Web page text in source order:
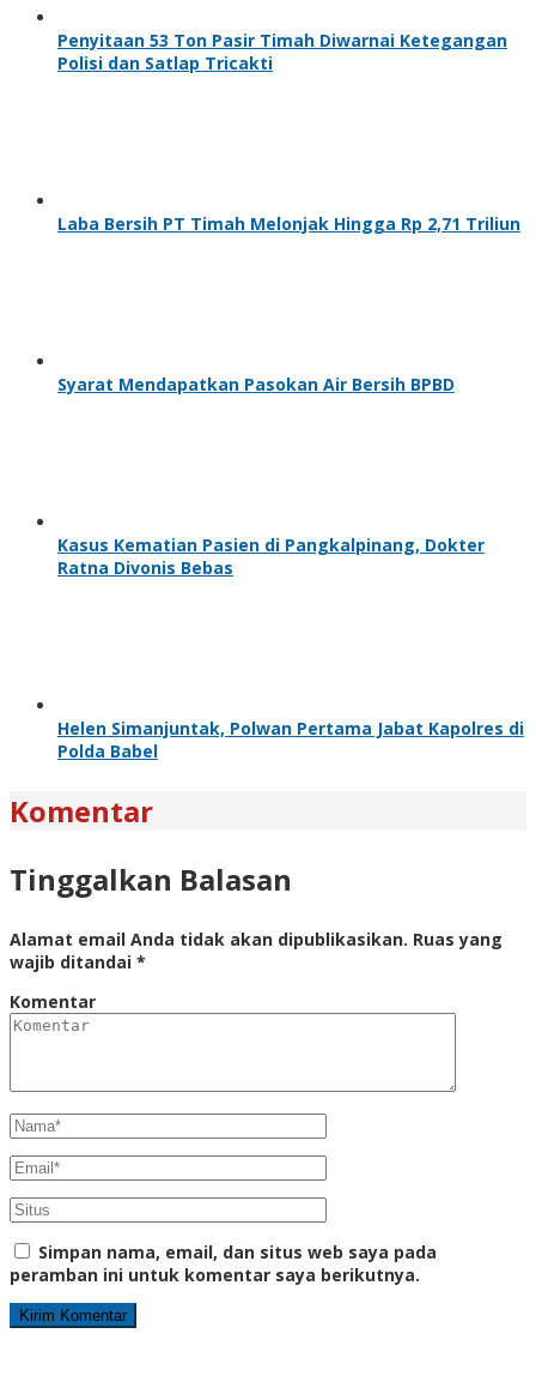
Penyitaan 53 Ton Pasir Timah Diwarnai Ketegangan
Polisi dan Satlap Tricakti
Laba Bersih PT Timah Melonjak Hingga Rp 2,71 Triliun
Syarat Mendapatkan Pasokan Air Bersih BPBD
Kasus Kematian Pasien di Pangkalpinang, Dokter
Ratna Divonis Bebas
Helen Simanjuntak, Polwan Pertama Jabat Kapolres di
Polda Babel
Komentar
Tinggalkan Balasan
Alamat email Anda tidak akan dipublikasikan. Ruas yang
wajib ditandai *
Komentar
Simpan nama, email, dan situs web saya pada
peramban ini untuk komentar saya berikutnya.